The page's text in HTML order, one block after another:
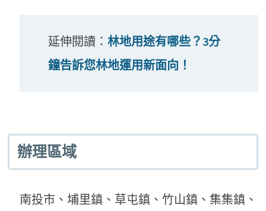
延伸閱讀： 林地用途有哪些？3分
鐘告訴您林地運用新面向！
辦理區域
南投市、埔里鎮、草屯鎮、竹山鎮、集集鎮、